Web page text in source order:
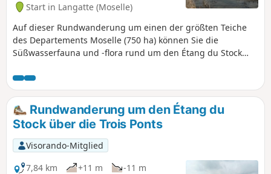
Start in Langatte (Moselle)
Auf dieser Rundwanderung um einen der größten Teiche
des Departements Moselle (750 ha) können Sie die
Süßwasserfauna und -flora rund um den Étang du Stock
Rundwanderung um den Étang du
Stock über die Trois Ponts
Visorando-Mitglied
7,84 km
+11 m
-11 m